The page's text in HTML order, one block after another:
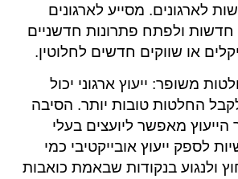
לארגונים. מסייע לארגונים
חדשות ולפתח פתרונות חדשניים
או שווקים חדשים לחלוטין.
משופר: ייעוץ ארגוני יכול
החלטות טובות יותר. הסיבה
מאפשר ליועצים בעלי
לספק ייעוץ אובייקטיבי כמי
ולנגוע בנקודות שבאמת כואבות